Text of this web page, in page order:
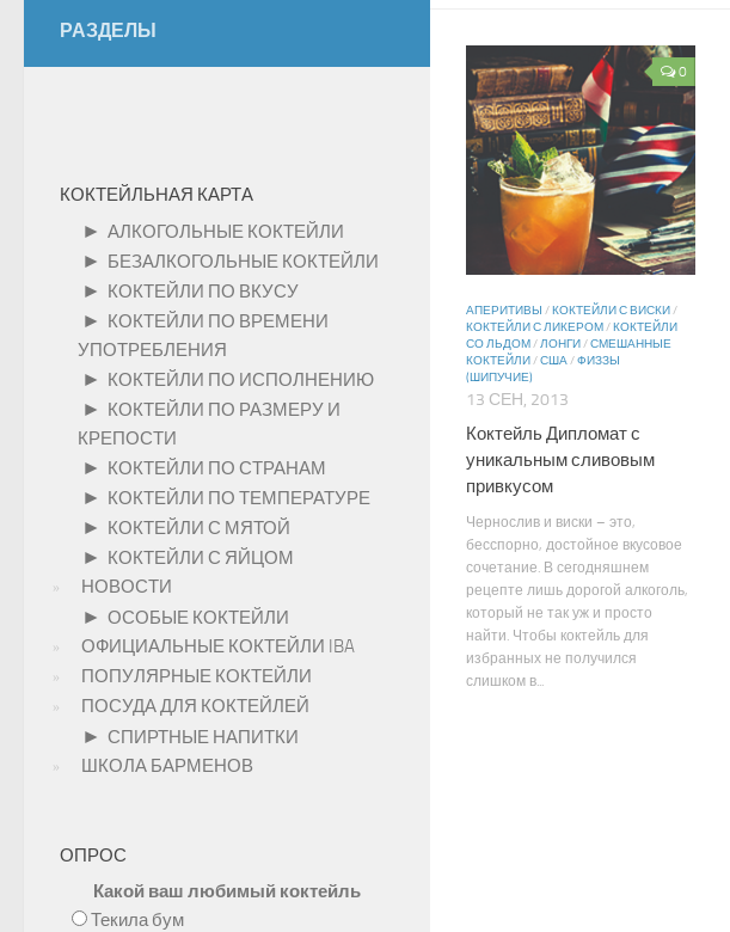
0
АПЕРИТИВЫ /КОКТЕЙЛИ С ВИСКИ/
КОКТЕЙЛИ С ЛИКЕРОМ/КОКТЕЙЛИ
СО ЛЬДОМ/ЛОНГИ/СМЕШАННЫЕ
КОКТЕЙЛИ/США/ФИЗЗЫ
(ШИПУЧИЕ)
13 СЕН, 2013
Коктейль Дипломат с
уникальным сливовым
привкусом
Чернослив и виски – это,
бесспорно, достойное вкусовое
сочетание. В сегодняшнем
рецепте лишь дорогой алкоголь,
который не так уж и просто
найти. Чтобы коктейль для
избранных не получился
слишком в...
РАЗДЕЛЫ
КОКТЕЙЛЬНАЯ КАРТА
► АЛКОГОЛЬНЫЕ КОКТЕЙЛИ
► БЕЗАЛКОГОЛЬНЫЕ КОКТЕЙЛИ
► КОКТЕЙЛИ ПО ВКУСУ
► КОКТЕЙЛИ ПО ВРЕМЕНИ
УПОТРЕБЛЕНИЯ
► КОКТЕЙЛИ ПО ИСПОЛНЕНИЮ
► КОКТЕЙЛИ ПО РАЗМЕРУ И
КРЕПОСТИ
► КОКТЕЙЛИ ПО СТРАНАМ
► КОКТЕЙЛИ ПО ТЕМПЕРАТУРЕ
► КОКТЕЙЛИ С МЯТОЙ
► КОКТЕЙЛИ С ЯЙЦОМ
НОВОСТИ
► ОСОБЫЕ КОКТЕЙЛИ
ОФИЦИАЛЬНЫЕ КОКТЕЙЛИ IBA
ПОПУЛЯРНЫЕ КОКТЕЙЛИ
ПОСУДА ДЛЯ КОКТЕЙЛЕЙ
► СПИРТНЫЕ НАПИТКИ
ШКОЛА БАРМЕНОВ
ОПРОС
Какой ваш любимый коктейль
Текила бум